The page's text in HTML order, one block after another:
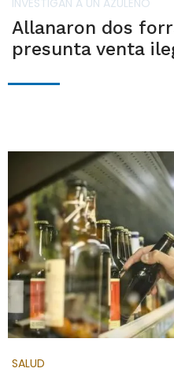
Allanaron dos
presunta venta
SALUD